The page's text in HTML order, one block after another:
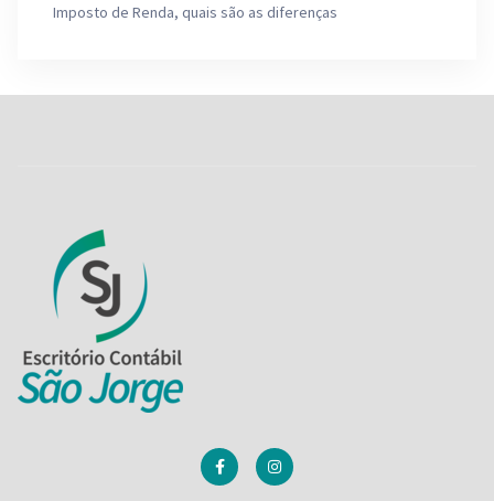
Imposto de Renda, quais são as diferenças